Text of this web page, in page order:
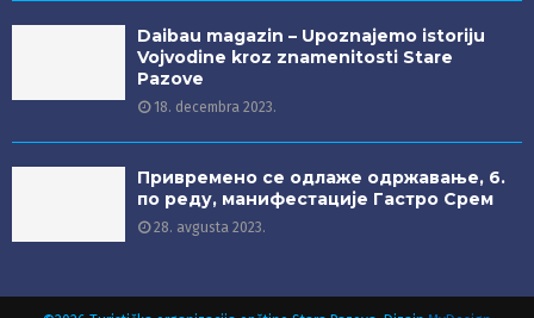
Daibau magazin – Upoznajemo istoriju
Vojvodine kroz znamenitosti Stare
Pazove
18. decembra 2023.
Привремено се одлаже одржавање, 6.
по реду, манифестације Гастро Срем
28. avgusta 2023.